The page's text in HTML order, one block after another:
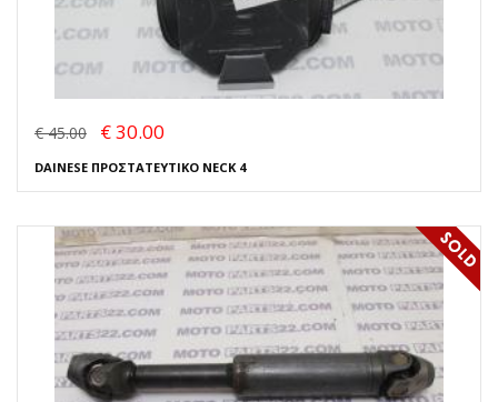
€ 45.00 € 30.00
DAINESE ΠΡΟΣΤΑΤΕΥΤΙΚΟ NECK 4